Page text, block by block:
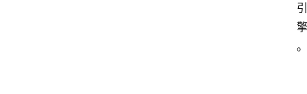
引
擎
。